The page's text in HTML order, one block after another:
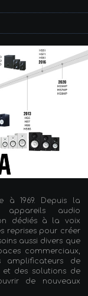
à 1969. Depuis la
appareils audio
dédiés à la voix
reprises pour créer
aussi divers que
commerciaux,
amplificateurs de
et des solutions de
de nouveaux